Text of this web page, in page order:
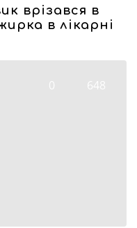
врізався в
в лікарні
0 648